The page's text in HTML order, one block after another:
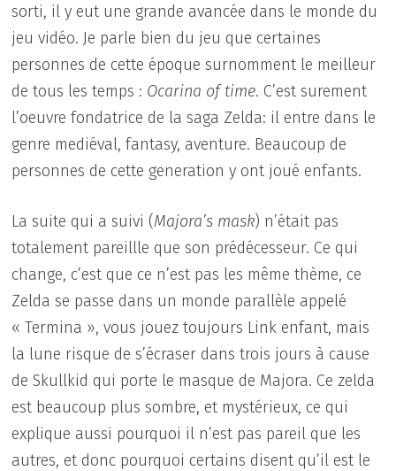
sorti, il y eut une grande avancée dans le monde du
jeu vidéo. Je parle bien du jeu que certaines
personnes de cette époque surnomment le meilleur
de tous les temps : Ocarina of time. C’est surement
l’oeuvre fondatrice de la saga Zelda: il entre dans le
genre mediéval, fantasy, aventure. Beaucoup de
personnes de cette generation y ont joué enfants.
La suite qui a suivi (Majora’s mask) n’était pas
totalement pareillle que son prédécesseur. Ce qui
change, c’est que ce n’est pas les même thème, ce
Zelda se passe dans un monde parallèle appelé
« Termina », vous jouez toujours Link enfant, mais
la lune risque de s’écraser dans trois jours à cause
de Skullkid qui porte le masque de Majora. Ce zelda
est beaucoup plus sombre, et mystérieux, ce qui
explique aussi pourquoi il n’est pas pareil que les
autres, et donc pourquoi certains disent qu’il est le